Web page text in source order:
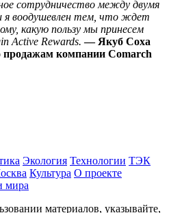
сотрудничество между двумя
я воодушевлен тем, что ждет
какую пользу мы принесем
Active Rewards.— Якуб Соха
продажам компании Comarch
Экология Технологии ТЭК
Культура О проекте
мира
материалов, указывайте,